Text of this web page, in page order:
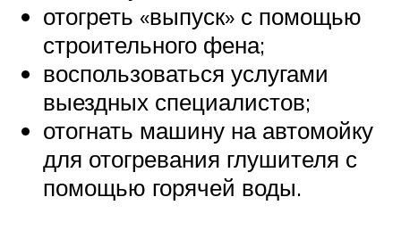
отогреть «выпуск» с помощью
строительного фена;
воспользоваться услугами
выездных специалистов;
отогнать машину на автомойку
для отогревания глушителя с
помощью горячей воды.